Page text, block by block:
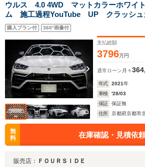
ウルス 4.0 4WD マットカラーホワイ
ム 施工過程YouTube UP クラッシ
ルーフ 23AW バンク&オルフセン Q-
購入プラン付 360°画像付
支払総額
3796万円
通常ローン 月々
年式 2021年
車検
'28/03
保証
保証無
住所
京都府京都市
無
料
在庫確認・見積依
販売店： ＦＯＵＲＳＩＤＥ